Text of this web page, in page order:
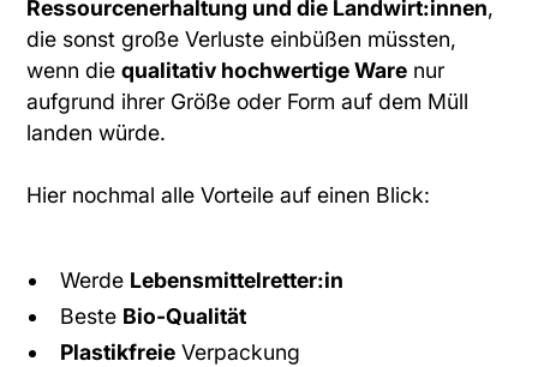
Ressourcenerhaltung und die Landwirt:innen,
die sonst große Verluste einbüßen müssten,
wenn diequalitativ hochwertige Ware nur
aufgrund ihrer Größe oder Form auf dem Müll
landen würde.
Hier nochmal alle Vorteile auf einen Blick:
Werde Lebensmittelretter:in
Beste Bio-Qualität
PlastikfreieVerpackung